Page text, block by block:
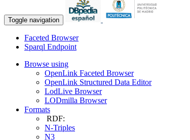
Toggle navigation
Faceted Browser
Sparql Endpoint
Browse using
OpenLink Faceted Browser
OpenLink Structured Data Editor
LodLive Browser
LODmilla Browser
Formats
RDF:
N-Triples
N3